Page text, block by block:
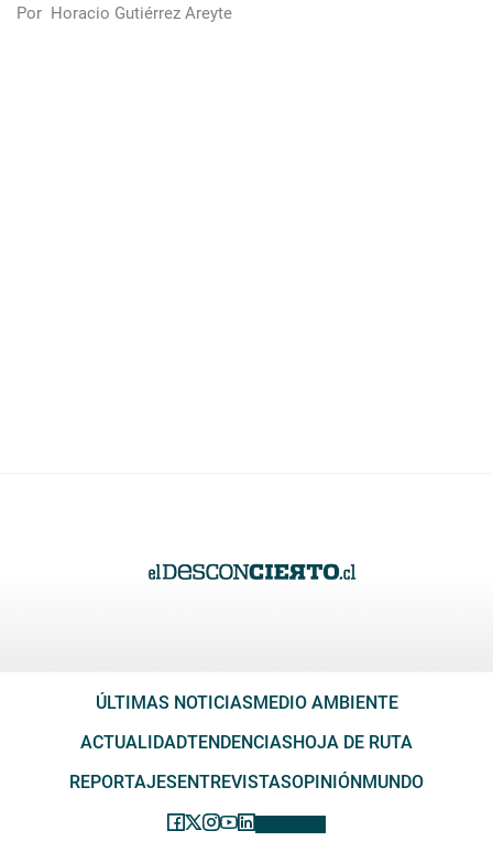
Por Horacio Gutiérrez Areyte
ÚLTIMAS NOTICIASMEDIO AMBIENTE
ACTUALIDADTENDENCIASHOJA DE RUTA
REPORTAJESENTREVISTASOPINIÓNMUNDO